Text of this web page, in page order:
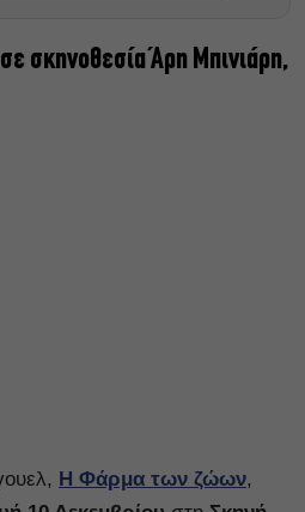
σκηνοθεσία Άρη Μπινιάρη,
Η Φάρμα των ζώων,